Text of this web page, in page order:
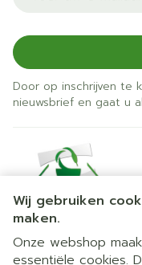
Wij gebruiken
maken.
Onze webshop
essentiële cookies.
Door op inschrijven te
nieuwsbrief en gaat u